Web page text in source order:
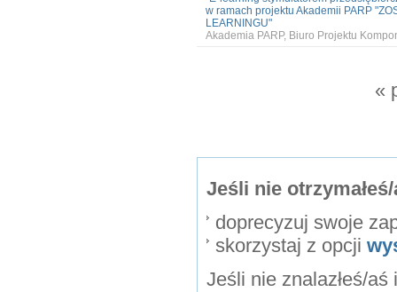
w ramach projektu Akademii PARP
LEARNINGU"
Akademia PARP, Biuro Projektu
«
Jeśli nie
doprecyzuj swoje
skorzystaj z opcji
Jeśli nie znalazłeś/